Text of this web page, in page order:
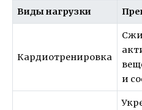
Виды нагрузки
Кардиотренировка
и